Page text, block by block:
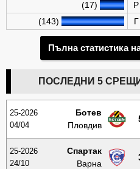
(17)
Р
(143)
Г
Пълна статистика
ПОСЛЕДНИ 5
25-2026
04/04
Ботев
Пловдив
25-2026
24/10
Спартак
Варна